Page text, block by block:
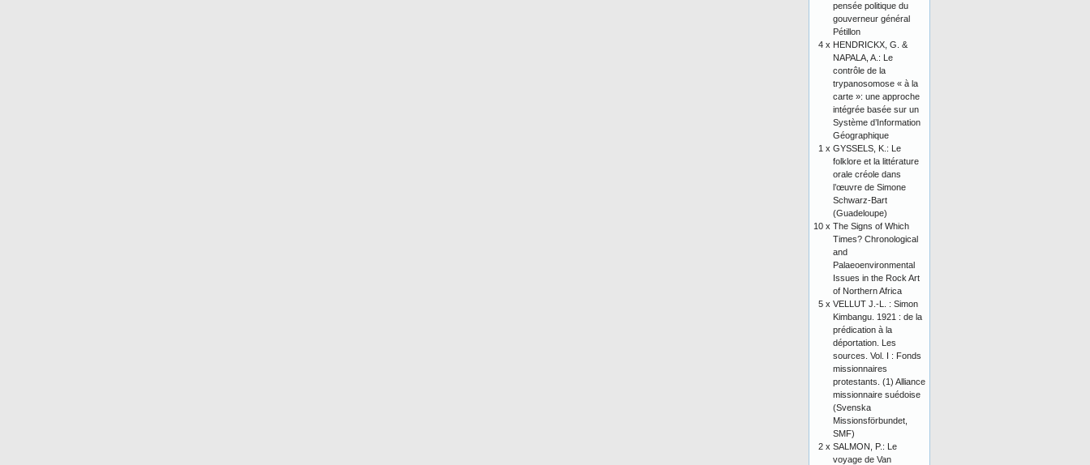
pensée politique du
gouverneur général
Pétillon
4 x HENDRICKX, G. &
NAPALA, A.: Le
contrôle de la
trypanosomose « à la
carte »: une approche
intégrée basée sur un
Système d’Information
Géographique
1 x GYSSELS, K.: Le
folklore et la littérature
orale créole dans
l’œuvre de Simone
Schwarz-Bart
(Guadeloupe)
10 x The Signs of Which
Times? Chronological
and
Palaeoenvironmental
Issues in the Rock Art
of Northern Africa
5 x VELLUT J.-L. : Simon
Kimbangu. 1921 : de la
prédication à la
déportation. Les
sources. Vol. I : Fonds
missionnaires
protestants. (1) Alliance
missionnaire suédoise
(Svenska
Missionsförbundet,
SMF)
2 x SALMON, P.: Le
voyage de Van